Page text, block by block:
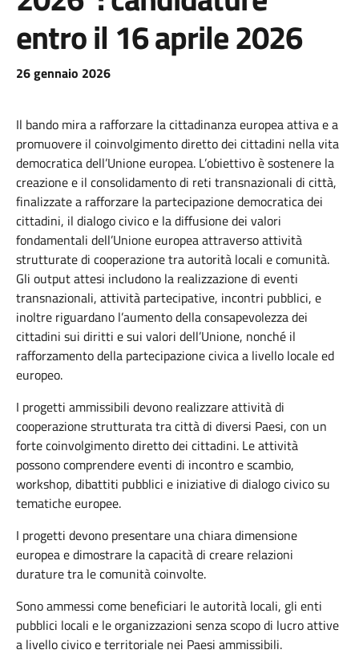
entro il 16 aprile 2026
26 gennaio 2026
Il bando mira a rafforzare la cittadinanza europea attiva e a
promuovere il coinvolgimento diretto dei cittadini nella vita
democratica dell’Unione europea. L’obiettivo è sostenere la
creazione e il consolidamento di reti transnazionali di città,
finalizzate a rafforzare la partecipazione democratica dei
cittadini, il dialogo civico e la diffusione dei valori
fondamentali dell’Unione europea attraverso attività
strutturate di cooperazione tra autorità locali e comunità.
Gli output attesi includono la realizzazione di eventi
transnazionali, attività partecipative, incontri pubblici, e
inoltre riguardano l’aumento della consapevolezza dei
cittadini sui diritti e sui valori dell’Unione, nonché il
rafforzamento della partecipazione civica a livello locale ed
europeo.
I progetti ammissibili devono realizzare attività di
cooperazione strutturata tra città di diversi Paesi, con un
forte coinvolgimento diretto dei cittadini. Le attività
possono comprendere eventi di incontro e scambio,
workshop, dibattiti pubblici e iniziative di dialogo civico su
tematiche europee.
I progetti devono presentare una chiara dimensione
europea e dimostrare la capacità di creare relazioni
durature tra le comunità coinvolte.
Sono ammessi come beneficiari le autorità locali, gli enti
pubblici locali e le organizzazioni senza scopo di lucro attive
a livello civico e territoriale nei Paesi ammissibili.